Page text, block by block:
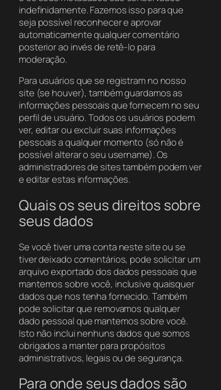
indefinidamente. Fazemos isso para que
seja possível reconhecer e aprovar
automaticamente qualquer comentário
posterior ao invés de retê-lo para
moderação.
Para usuários que se registram no nosso
site (se houver), também guardamos as
informações pessoais que fornecem no seu
perfil de usuário. Todos os usuários podem
ver, editar ou excluir suas informações
pessoais a qualquer momento (só não é
possível alterar o seu username). Os
administradores de sites também podem ver
e editar estas informações.
Quais os seus direitos sobre
seus dados
Se você tiver uma conta neste site ou se
tiver deixado comentários, pode solicitar um
arquivo exportado dos dados pessoais que
mantemos sobre você, inclusive quaisquer
dados que nos tenha fornecido. Também
pode solicitar que removamos qualquer
dado pessoal que mantemos sobre você.
Isto não inclui nenhuns dados que somos
obrigados a manter para propósitos
administrativos, legais ou de segurança.
Para onde seus dados são